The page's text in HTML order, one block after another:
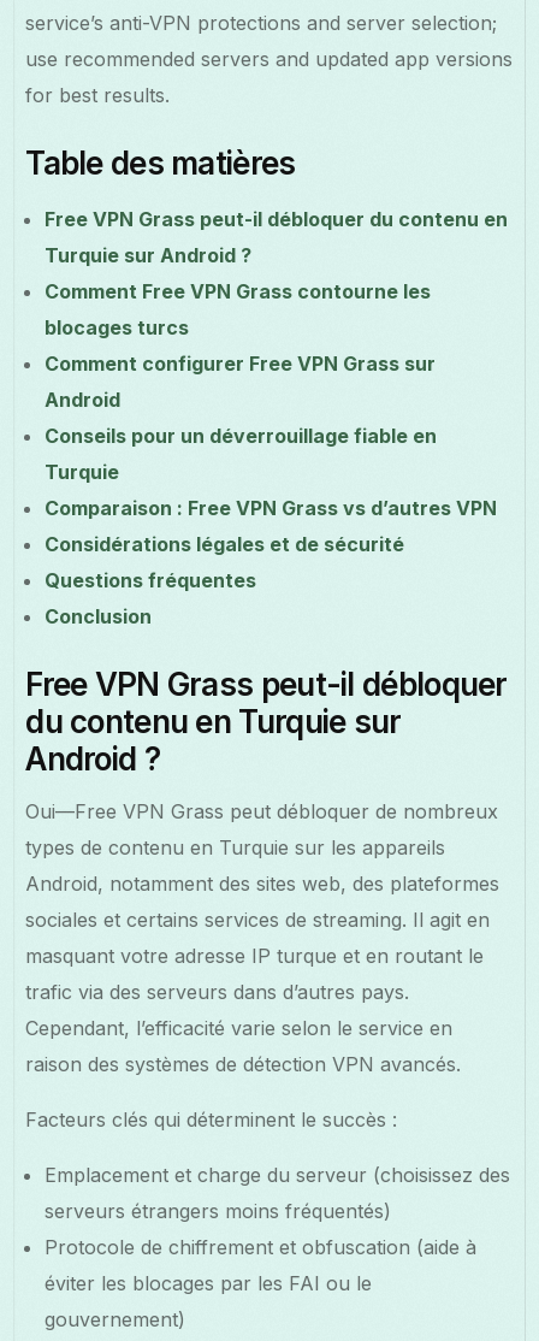
service’s anti-VPN protections and server selection;
use recommended servers and updated app versions
for best results.
Table des matières
Free VPN Grass peut-il débloquer du contenu en
Turquie sur Android ?
Comment Free VPN Grass contourne les
blocages turcs
Comment configurer Free VPN Grass sur
Android
Conseils pour un déverrouillage fiable en
Turquie
Comparaison : Free VPN Grass vs d’autres VPN
Considérations légales et de sécurité
Questions fréquentes
Conclusion
Free VPN Grass peut-il débloquer
du contenu en Turquie sur
Android ?
Oui—Free VPN Grass peut débloquer de nombreux
types de contenu en Turquie sur les appareils
Android, notamment des sites web, des plateformes
sociales et certains services de streaming. Il agit en
masquant votre adresse IP turque et en routant le
trafic via des serveurs dans d’autres pays.
Cependant, l’efficacité varie selon le service en
raison des systèmes de détection VPN avancés.
Facteurs clés qui déterminent le succès :
Emplacement et charge du serveur (choisissez des
serveurs étrangers moins fréquentés)
Protocole de chiffrement et obfuscation (aide à
éviter les blocages par les FAI ou le
gouvernement)